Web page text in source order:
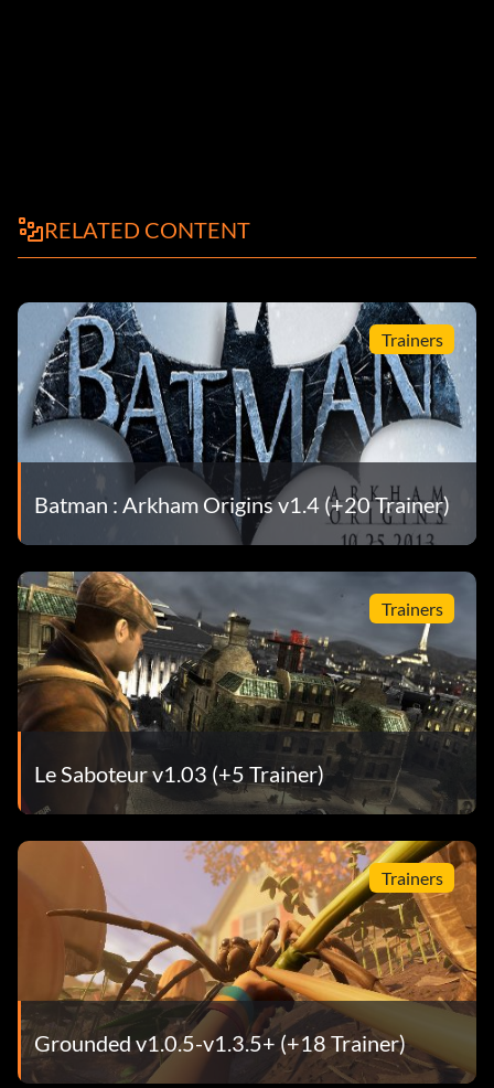
RELATED CONTENT
Trainers
Batman : Arkham Origins v1.4 (+20 Trainer)
Trainers
Le Saboteur v1.03 (+5 Trainer)
Trainers
Grounded v1.0.5-v1.3.5+ (+18 Trainer)